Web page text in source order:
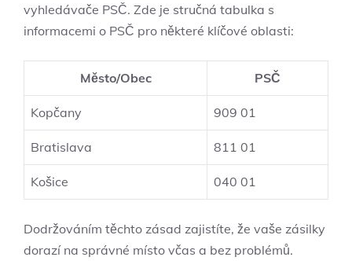
vyhledávače PSČ. Zde je stručná tabulka s
informacemi o PSČ pro některé klíčové oblasti:
Město/Obec PSČ
Kopčany 909 01
Bratislava 811 01
Košice 040 01
Dodržováním těchto zásad zajistíte, že vaše zásilky
dorazí na správné místo včas a bez problémů.